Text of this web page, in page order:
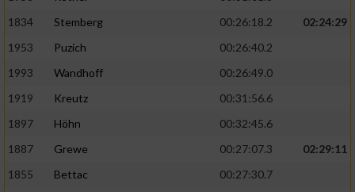
1834
Stemberg 00:26:18.2
02:24:29
1953
Puzich
00:26:40.2
1993
Wandhoff
00:26:49.0
1919
Kreutz
00:31:56.6
1897
Höhn
00:32:45.6
1887
Grewe 00:27:07.3
02:29:11
1855
Bettac
00:27:30.7